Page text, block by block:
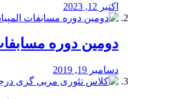
اکتبر 12, 2023
دومین دوره
دسامبر 19, 2019